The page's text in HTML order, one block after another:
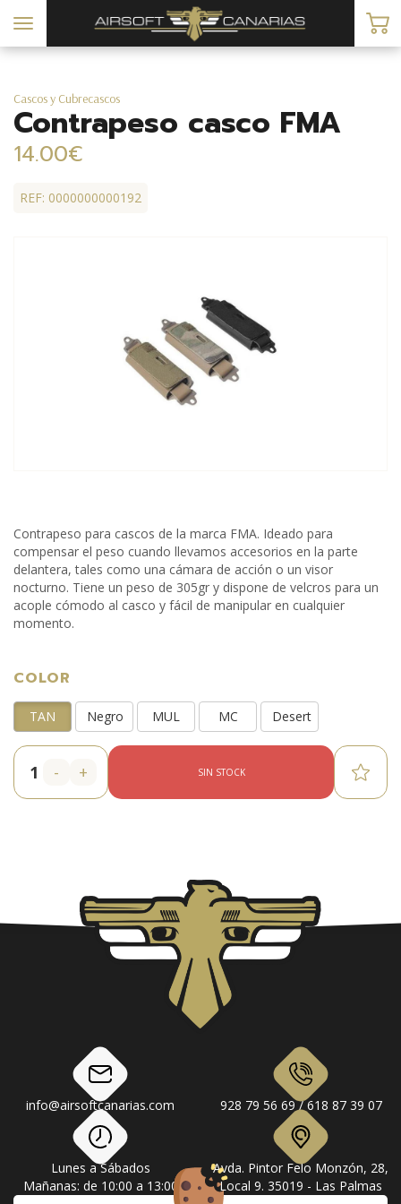
Toggle
navigation
Cascos y Cubrecascos
Contrapeso casco FMA
14.00€
REF: 0000000000192
Contrapeso para cascos de la marca FMA. Ideado para
compensar el peso cuando llevamos accesorios en la parte
delantera, tales como una cámara de acción o un visor
nocturno. Tiene un peso de 305gr y dispone de velcros para un
acople cómodo al casco y fácil de manipular en cualquier
momento.
COLOR
TAN Negro MUL MC Desert
- + SIN STOCK
info@airsoftcanarias.com 928 79 56 69 / 618 87 39 07
Lunes a Sábados
Mañanas: de 10:00 a 13:00
Avda. Pintor Felo Monzón, 28,
Local 9. 35019 - Las Palmas